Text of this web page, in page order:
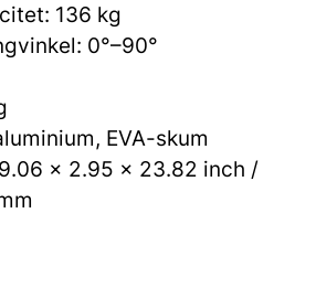
136 kg
0°–90°
EVA-skum
x 2.95 x 23.82 inch /